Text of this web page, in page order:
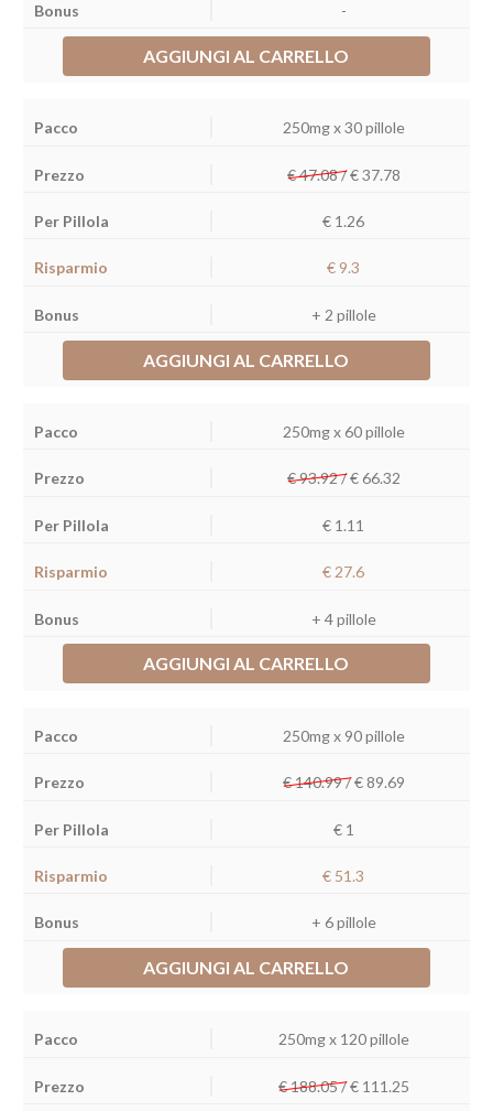
-
AGGIUNGI AL CARRELLO
250mg x 30 pillole
€ 47.08 /€37.78
€ 1.26
€ 9.3
+ 2 pillole
AGGIUNGI AL CARRELLO
250mg x 60 pillole
€ 93.92 /€66.32
€ 1.11
€ 27.6
+ 4 pillole
AGGIUNGI AL CARRELLO
250mg x 90 pillole
€ 140.99 /€89.69
€ 1
€ 51.3
+ 6 pillole
AGGIUNGI AL CARRELLO
250mg x 120 pillole
€ 188.05 /€ 111.25